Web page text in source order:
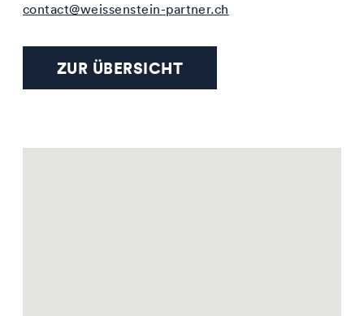
contact@weissenstein-partner.ch
ZUR ÜBERSICHT